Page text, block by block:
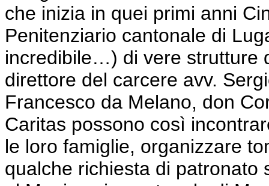
che inizia in quei primi anni
Penitenziario cantonale di
incredibile…) di vere strutture
direttore del carcere avv.
Francesco da Melano, don
Caritas possono così
le loro famiglie, organizzare
qualche richiesta di patronato